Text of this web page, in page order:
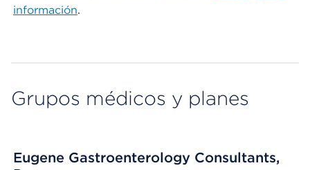
información.
Grupos médicos y planes
Eugene Gastroenterology Consultants,